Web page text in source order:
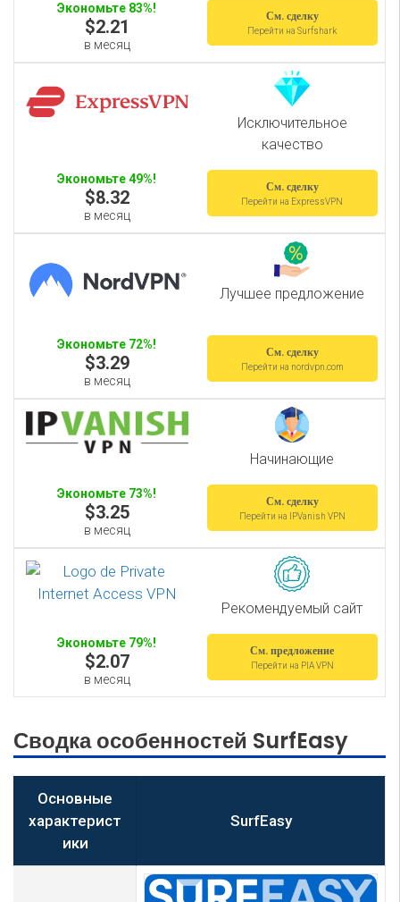
Экономьте 83%!
$2.21
в месяц
См. сделку
Перейти на Surfshark
Исключительное
качество
Экономьте 49%!
$8.32
в месяц
См. сделку
Перейти на ExpressVPN
Лучшее предложение
Экономьте 72%!
$3.29
в месяц
См. сделку
Перейти на nordvpn.com
Начинающие
Экономьте 73%!
$3.25
в месяц
См. сделку
Перейти на IPVanish VPN
Рекомендуемый сайт
Экономьте 79%!
$2.07
в месяц
См. предложение
Перейти на PIA VPN
Сводка особенностей SurfEasy
Основные
характерист
ики
SurfEasy